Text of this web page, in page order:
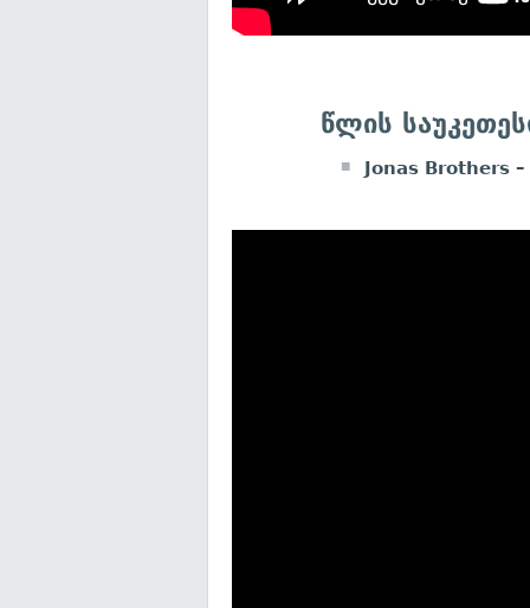
წლის
Jonas Brothers